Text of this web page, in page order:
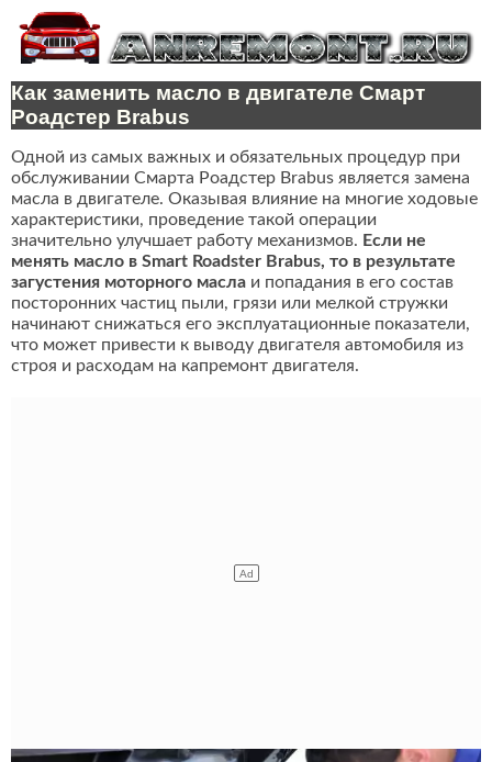
Как заменить масло в двигателе Смарт
Роадстер Brabus
Одной из самых важных и обязательных процедур при
обслуживании Смарта Роадстер Brabus является замена
масла в двигателе. Оказывая влияние на многие ходовые
характеристики, проведение такой операции
значительно улучшает работу механизмов. Если не
менять масло в Smart Roadster Brabus, то в результате
загустения моторного масла и попадания в его состав
посторонних частиц пыли, грязи или мелкой стружки
начинают снижаться его эксплуатационные показатели,
что может привести к выводу двигателя автомобиля из
строя и расходам на капремонт двигателя.